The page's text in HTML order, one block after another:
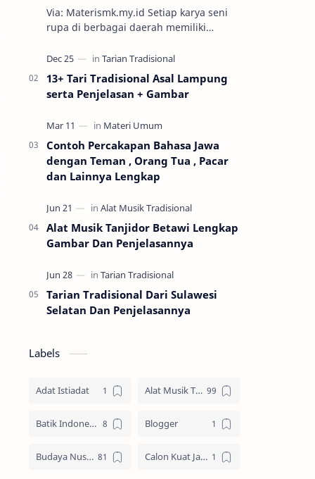
Via: Materismk.my.id Setiap karya seni
rupa di berbagai daerah memiliki
adalah ekspresi estetik hasil kar…
13+ Tari Tradisional Asal Lampung
serta Penjelasan + Gambar
Contoh Percakapan Bahasa Jawa
dengan Teman , Orang Tua , Pacar
dan Lainnya Lengkap
Alat Musik Tanjidor Betawi Lengkap
Gambar Dan Penjelasannya
Tarian Tradisional Dari Sulawesi
Selatan Dan Penjelasannya
Labels
Adat Istiadat Alat Musik Tradisional
Batik Indonesia Blogger
Budaya Nusantara Calon Kuat Jadi Panglima TNI